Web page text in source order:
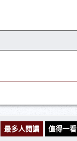
最多人閱讀 值得一看